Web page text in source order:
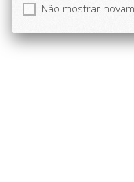
Não mostrar